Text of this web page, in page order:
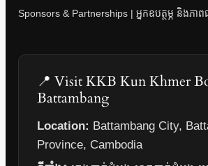
Sponsors & Partnerships | អ្នកឧបត្ថម្ភ និងភាព
📍 Visit KKB Kun Khmer
Battambang
Location: Battambang City,
Province, Cambodia